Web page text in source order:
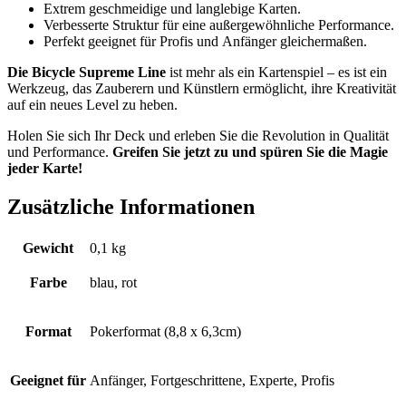
Extrem geschmeidige und langlebige Karten.
Verbesserte Struktur für eine außergewöhnliche Performance.
Perfekt geeignet für Profis und Anfänger gleichermaßen.
Die Bicycle Supreme Line ist mehr als ein Kartenspiel – es ist ein
Werkzeug, das Zauberern und Künstlern ermöglicht, ihre Kreativität
auf ein neues Level zu heben.
Holen Sie sich Ihr Deck und erleben Sie die Revolution in Qualität
und Performance. Greifen Sie jetzt zu und spüren Sie die Magie
jeder Karte!
Zusätzliche Informationen
Gewicht 0,1 kg
Farbe blau, rot
Format Pokerformat (8,8 x 6,3cm)
Geeignet für Anfänger, Fortgeschrittene, Experte, Profis